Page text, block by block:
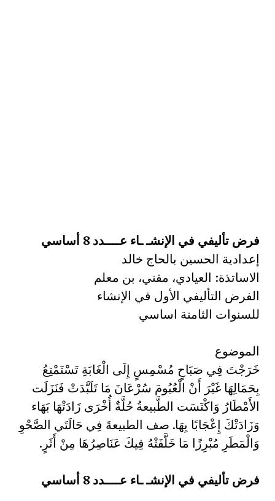
فرض تأليفي في الإنشـ ـاء عــــدد 8 أساسي
إعدادية الحسين بالحاج خالد
الاساتذة: العيادي، مقني، بن معلم
الفرض التأليفي الأول في الإنشاء
للسنوات الثامنة اساسي
الموضوع
خَرَجْتَ فِي صَبَاحٍ مُسْمِسٍ إِلَى الْغَابَةِ تَسْتَمْتِعُ
بِحَمَالِهَا غَيْرَ أَنْ الْعُيُومَ سُرْعَانَ مَا تَلَبَّدَتْ فَنَزَلَت
الأَمْطَارُ وَاكْتَسَت الطَّبيعةُ حُلَّةٌ أُخْرَى زَادَتْهَا بَهَاء
وَزَادَتْكَ إِعْجَابًا بِهَا. صف الطبيعةَ فِي حَالَتَي الصَّحْوِ
وَالْمَطَرِ مُبْرِزًا مَا خَلَّفَتْهُ فِيكَ عَنَاصِرُهَا مِنْ أَثَرٍ.
فرض تأليفي في الإنشـ ـاء عــــدد 8 أساسي